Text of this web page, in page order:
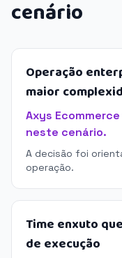
cenário
Operação
maior
Axys
neste cenário.
A decisão foi
operação.
Time enxuto
de execução